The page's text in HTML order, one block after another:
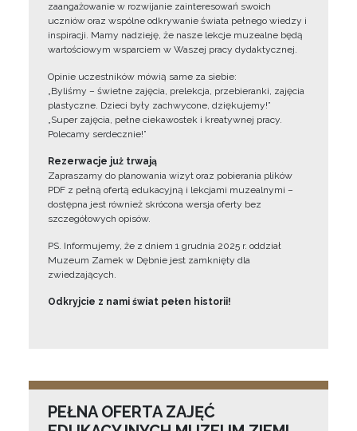
zaangażowanie w rozwijanie zainteresowań swoich
uczniów oraz wspólne odkrywanie świata pełnego wiedzy i
inspiracji. Mamy nadzieję, że nasze lekcje muzealne będą
wartościowym wsparciem w Waszej pracy dydaktycznej.
Opinie uczestników mówią same za siebie:
„Byliśmy – świetne zajęcia, prelekcja, przebieranki, zajęcia
plastyczne. Dzieci były zachwycone, dziękujemy!”
„Super zajęcia, pełne ciekawostek i kreatywnej pracy.
Polecamy serdecznie!”
Rezerwacje już trwają
Zapraszamy do planowania wizyt oraz pobierania plików
PDF z pełną ofertą edukacyjną i lekcjami muzealnymi –
dostępna jest również skrócona wersja oferty bez
szczegółowych opisów.
PS. Informujemy, że z dniem 1 grudnia 2025 r. oddział
Muzeum Zamek w Dębnie jest zamknięty dla
zwiedzających.
Odkryjcie z nami świat pełen historii!
PEŁNA OFERTA ZAJĘĆ